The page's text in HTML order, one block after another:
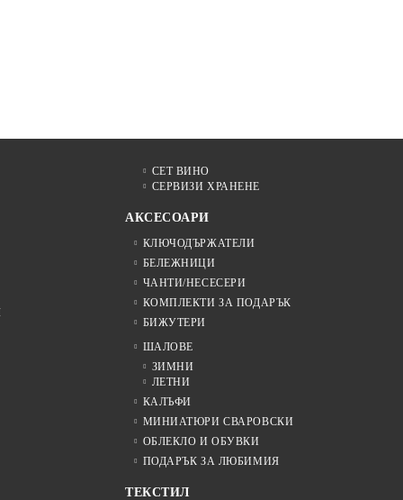
СЕТ ВИНО
СЕРВИЗИ ХРАНЕНЕ
АКСЕСОАРИ
КЛЮЧОДЪРЖАТЕЛИ
БЕЛЕЖНИЦИ
ЧАНТИ/НЕСЕСЕРИ
КОМПЛЕКТИ ЗА ПОДАРЪК
БИЖУТЕРИ
ШАЛОВЕ
ЗИМНИ
ЛЕТНИ
КАЛЪФИ
МИНИАТЮРИ СВАРОВСКИ
ОБЛЕКЛО И ОБУВКИ
ПОДАРЪК ЗА ЛЮБИМИЯ
ТЕКСТИЛ